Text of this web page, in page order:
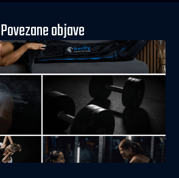
Povezane objave